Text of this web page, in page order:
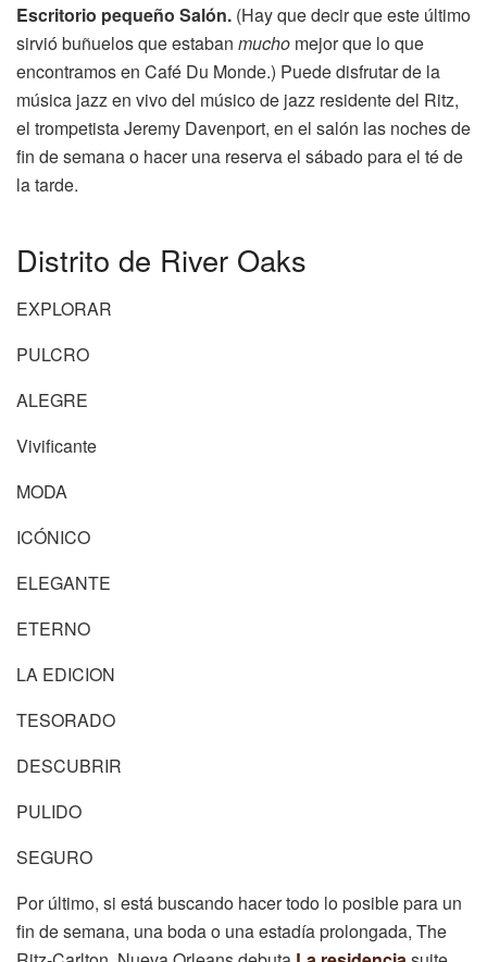
Escritorio pequeño Salón. (Hay que decir que este último
sirvió buñuelos que estaban mucho mejor que lo que
encontramos en Café Du Monde.) Puede disfrutar de la
música jazz en vivo del músico de jazz residente del Ritz,
el trompetista Jeremy Davenport, en el salón las noches de
fin de semana o hacer una reserva el sábado para el té de
la tarde.
Distrito de River Oaks
EXPLORAR
PULCRO
ALEGRE
Vivificante
MODA
ICÓNICO
ELEGANTE
ETERNO
LA EDICION
TESORADO
DESCUBRIR
PULIDO
SEGURO
Por último, si está buscando hacer todo lo posible para un
fin de semana, una boda o una estadía prolongada, The